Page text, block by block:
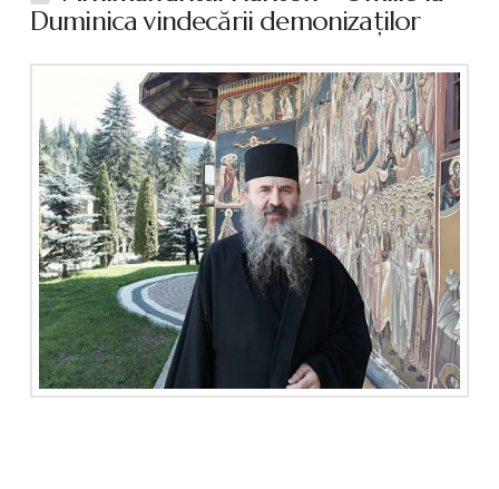
Duminica vindecării demonizaţilor